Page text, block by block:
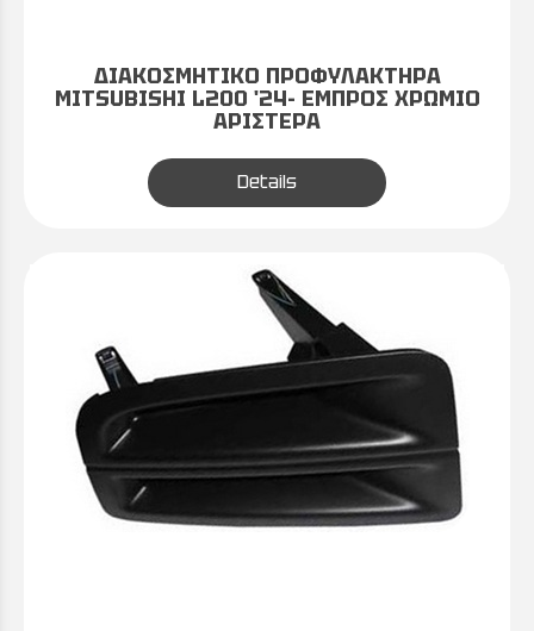
ΔΙΑΚΟΣΜΗΤΙΚΟ ΠΡΟΦΥΛΑΚΤΗΡΑ
MITSUBISHI L200 '24- ΕΜΠΡΟΣ ΧΡΩΜΙΟ
ΑΡΙΣΤΕΡΑ
Details